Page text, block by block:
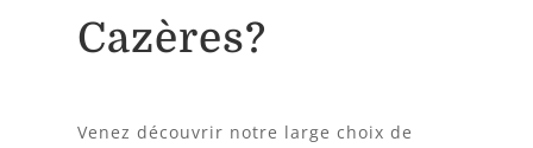
Cazères?
Venez découvrir notre large choix de